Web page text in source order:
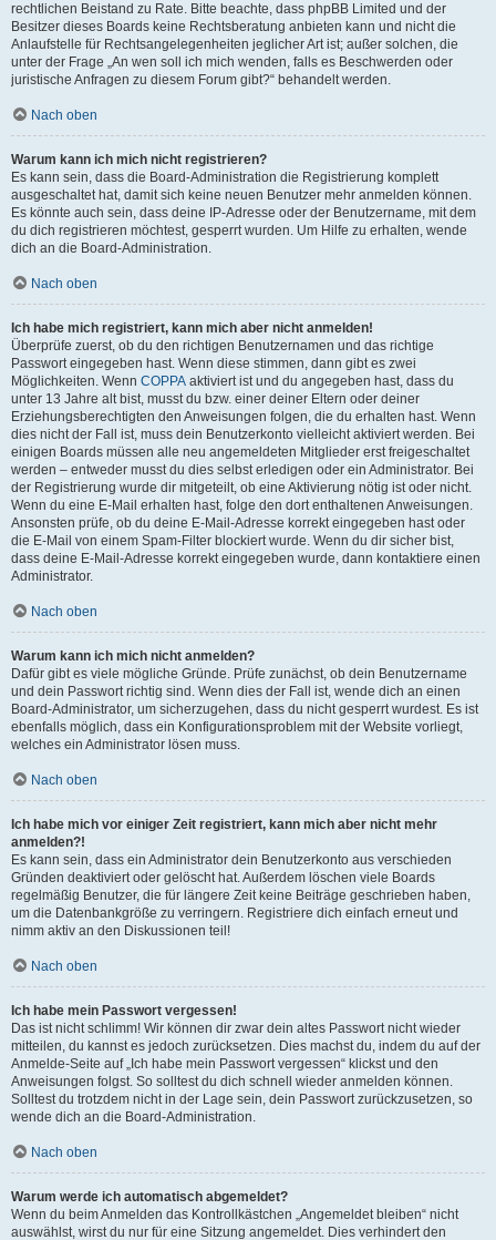
rechtlichen Beistand zu Rate. Bitte beachte, dass phpBB Limited und der
Besitzer dieses Boards keine Rechtsberatung anbieten kann und nicht die
Anlaufstelle für Rechtsangelegenheiten jeglicher Art ist; außer solchen, die
unter der Frage „An wen soll ich mich wenden, falls es Beschwerden oder
juristische Anfragen zu diesem Forum gibt?“ behandelt werden.
Nach oben
Warum kann ich mich nicht registrieren?
Es kann sein, dass die Board-Administration die Registrierung komplett
ausgeschaltet hat, damit sich keine neuen Benutzer mehr anmelden können.
Es könnte auch sein, dass deine IP-Adresse oder der Benutzername, mit dem
du dich registrieren möchtest, gesperrt wurden. Um Hilfe zu erhalten, wende
dich an die Board-Administration.
Nach oben
Ich habe mich registriert, kann mich aber nicht anmelden!
Überprüfe zuerst, ob du den richtigen Benutzernamen und das richtige
Passwort eingegeben hast. Wenn diese stimmen, dann gibt es zwei
Möglichkeiten. Wenn COPPA aktiviert ist und du angegeben hast, dass du
unter 13 Jahre alt bist, musst du bzw. einer deiner Eltern oder deiner
Erziehungsberechtigten den Anweisungen folgen, die du erhalten hast. Wenn
dies nicht der Fall ist, muss dein Benutzerkonto vielleicht aktiviert werden. Bei
einigen Boards müssen alle neu angemeldeten Mitglieder erst freigeschaltet
werden – entweder musst du dies selbst erledigen oder ein Administrator. Bei
der Registrierung wurde dir mitgeteilt, ob eine Aktivierung nötig ist oder nicht.
Wenn du eine E-Mail erhalten hast, folge den dort enthaltenen Anweisungen.
Ansonsten prüfe, ob du deine E-Mail-Adresse korrekt eingegeben hast oder
die E-Mail von einem Spam-Filter blockiert wurde. Wenn du dir sicher bist,
dass deine E-Mail-Adresse korrekt eingegeben wurde, dann kontaktiere einen
Administrator.
Nach oben
Warum kann ich mich nicht anmelden?
Dafür gibt es viele mögliche Gründe. Prüfe zunächst, ob dein Benutzername
und dein Passwort richtig sind. Wenn dies der Fall ist, wende dich an einen
Board-Administrator, um sicherzugehen, dass du nicht gesperrt wurdest. Es ist
ebenfalls möglich, dass ein Konfigurationsproblem mit der Website vorliegt,
welches ein Administrator lösen muss.
Nach oben
Ich habe mich vor einiger Zeit registriert, kann mich aber nicht mehr
anmelden?!
Es kann sein, dass ein Administrator dein Benutzerkonto aus verschieden
Gründen deaktiviert oder gelöscht hat. Außerdem löschen viele Boards
regelmäßig Benutzer, die für längere Zeit keine Beiträge geschrieben haben,
um die Datenbankgröße zu verringern. Registriere dich einfach erneut und
nimm aktiv an den Diskussionen teil!
Nach oben
Ich habe mein Passwort vergessen!
Das ist nicht schlimm! Wir können dir zwar dein altes Passwort nicht wieder
mitteilen, du kannst es jedoch zurücksetzen. Dies machst du, indem du auf der
Anmelde-Seite auf „Ich habe mein Passwort vergessen“ klickst und den
Anweisungen folgst. So solltest du dich schnell wieder anmelden können.
Solltest du trotzdem nicht in der Lage sein, dein Passwort zurückzusetzen, so
wende dich an die Board-Administration.
Nach oben
Warum werde ich automatisch abgemeldet?
Wenn du beim Anmelden das Kontrollkästchen „Angemeldet bleiben“ nicht
auswählst, wirst du nur für eine Sitzung angemeldet. Dies verhindert den